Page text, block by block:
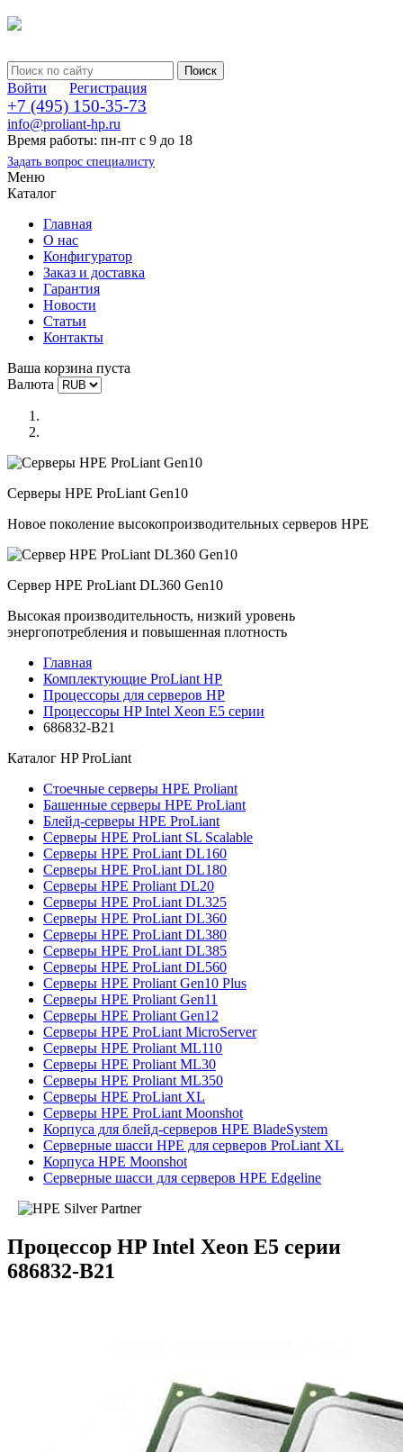
Войти Регистрация
+7 (495) 150-35-73
info@proliant-hp.ru
Время работы: пн-пт с 9 до 18
Задать вопрос специалисту
Меню
Каталог
Главная
О нас
Конфигуратор
Заказ и доставка
Гарантия
Новости
Статьи
Контакты
Ваша корзина пуста
Валюта
Серверы HPE ProLiant Gen10
Новое поколение высокопроизводительных серверов HPE
Сервер HPE ProLiant DL360 Gen10
Высокая производительность, низкий уровень
энергопотребления и повышенная плотность
Главная
Комплектующие ProLiant HP
Процессоры для серверов HP
Процессоры HP Intel Xeon E5 серии
686832-B21
Каталог HP ProLiant
Стоечные серверы HPE Proliant
Башенные серверы HPE ProLiant
Блейд-серверы HPE ProLiant
Серверы HPE ProLiant SL Scalable
Серверы HPE ProLiant DL160
Серверы HPE ProLiant DL180
Серверы HPE Proliant DL20
Серверы HPE ProLiant DL325
Серверы HPE ProLiant DL360
Серверы HPE ProLiant DL380
Серверы HPE ProLiant DL385
Серверы HPE ProLiant DL560
Серверы HPE Proliant Gen10 Plus
Серверы HPE Proliant Gen11
Серверы HPE Proliant Gen12
Серверы HPE ProLiant MicroServer
Серверы HPE Proliant ML110
Серверы HPE Proliant ML30
Серверы HPE Proliant ML350
Серверы HPE ProLiant XL
Серверы HPE ProLiant Moonshot
Корпуса для блейд-серверов HPE BladeSystem
Серверные шасси HPE для серверов ProLiant XL
Корпуса HPE Moonshot
Серверные шасси для серверов HPE Edgeline
Процессор HP Intel Xeon E5 серии
686832-B21